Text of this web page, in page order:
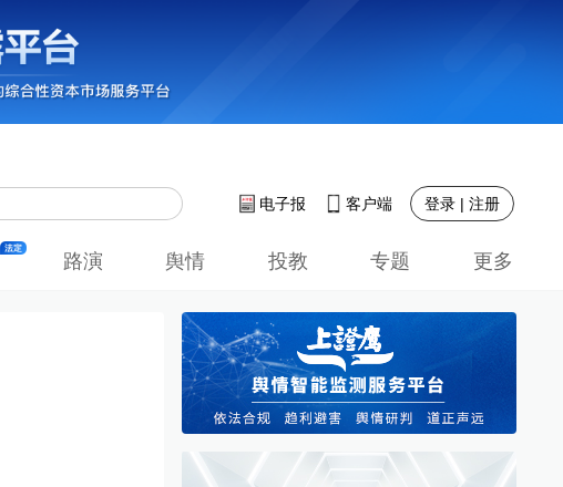
电子报 客户端 登录 | 注册
路演 舆情 投教 专题 更多